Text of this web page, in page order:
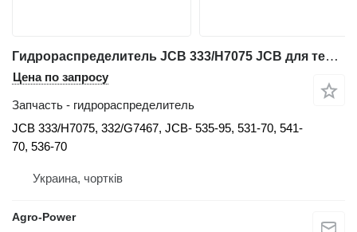
Гидрораспределитель JCB 333/H7075 JCB для телескопического погрузчика JCB 535-95, 531-70, 541-70, 536-70
Цена по запросу
Запчасть - гидрораспределитель
JCB 333/H7075, 332/G7467, JCB- 535-95, 531-70, 541-
70, 536-70
Украина, чортків
Agro-Power